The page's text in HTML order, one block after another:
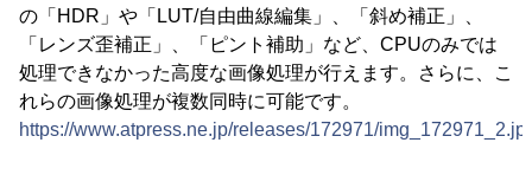
の「HDR」や「LUT/自由曲線編集」、「斜め補正」、
「レンズ歪補正」、「ピント補助」など、CPUのみでは
処理できなかった高度な画像処理が行えます。さらに、こ
れらの画像処理が複数同時に可能です。
https://www.atpress.ne.jp/releases/172971/